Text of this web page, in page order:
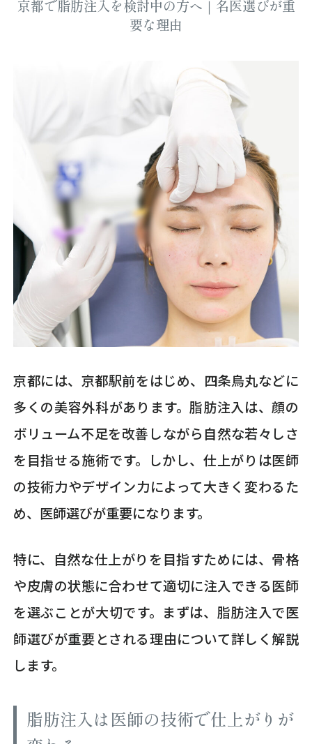
京都で脂肪注入を検討中の方へ｜名医選びが重
要な理由
京都には、京都駅前をはじめ、四条烏丸などに
多くの美容外科があります。脂肪注入は、顔の
ボリューム不足を改善しながら自然な若々しさ
を目指せる施術です。しかし、仕上がりは医師
の技術力やデザイン力によって大きく変わるた
め、医師選びが重要になります。
特に、自然な仕上がりを目指すためには、骨格
や皮膚の状態に合わせて適切に注入できる医師
を選ぶことが大切です。まずは、脂肪注入で医
師選びが重要とされる理由について詳しく解説
します。
脂肪注入は医師の技術で仕上がりが